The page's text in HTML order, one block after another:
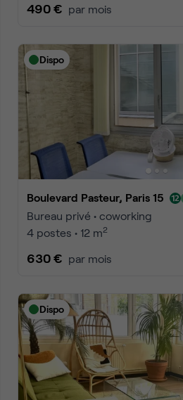
490 € par mois
Dispo
Boulevard Pasteur, Paris 15
Bureau privé • coworking
4 postes • 12 m2
630 € par mois
Dispo